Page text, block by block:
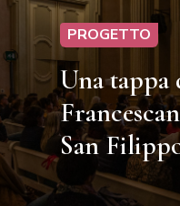
PROGETTI
EVENTI
LUOGHI
ARCHIVI
AVVISI
CHIEDI UN CONTRIBUTO
RICHIEDI IL LOGO
PROGETTO
Una tappa
San